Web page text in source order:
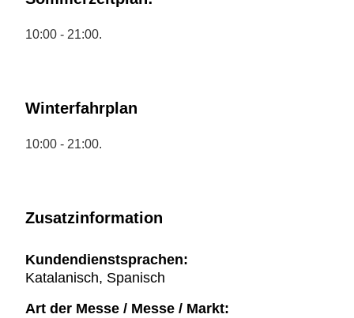
10:00 - 21:00.
Winterfahrplan
10:00 - 21:00.
Zusatzinformation
Kundendienstsprachen:
Katalanisch, Spanisch
Art der Messe / Messe / Markt: